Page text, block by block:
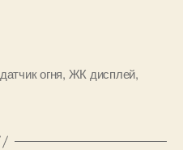
датчик огня, ЖК дисплей,